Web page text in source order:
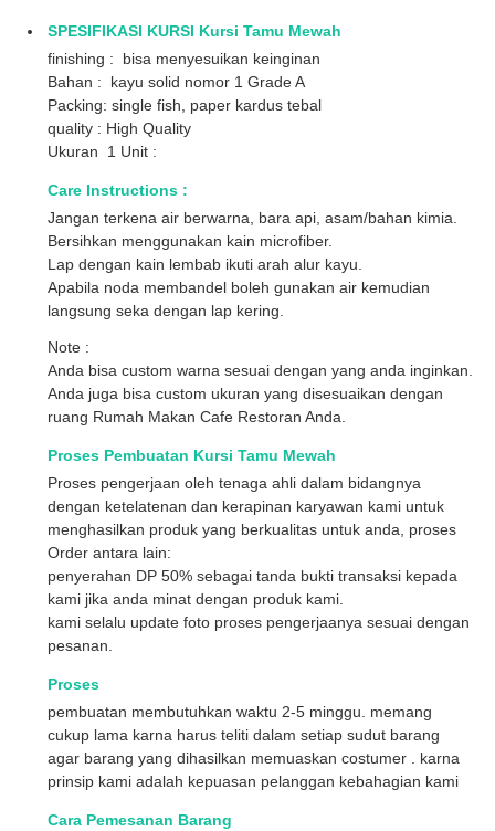
SPESIFIKASI KURSI Kursi Tamu Mewah
finishing : bisa menyesuikan keinginan
Bahan : kayu solid nomor 1 Grade A
Packing: single fish, paper kardus tebal
quality : High Quality
Ukuran 1 Unit :
Care Instructions :
Jangan terkena air berwarna, bara api, asam/bahan kimia.
Bersihkan menggunakan kain microfiber.
Lap dengan kain lembab ikuti arah alur kayu.
Apabila noda membandel boleh gunakan air kemudian
langsung seka dengan lap kering.
Note :
Anda bisa custom warna sesuai dengan yang anda inginkan.
Anda juga bisa custom ukuran yang disesuaikan dengan
ruang Rumah Makan Cafe Restoran Anda.
Proses Pembuatan Kursi Tamu Mewah
Proses pengerjaan oleh tenaga ahli dalam bidangnya
dengan ketelatenan dan kerapinan karyawan kami untuk
menghasilkan produk yang berkualitas untuk anda, proses
Order antara lain:
penyerahan DP 50% sebagai tanda bukti transaksi kepada
kami jika anda minat dengan produk kami.
kami selalu update foto proses pengerjaanya sesuai dengan
pesanan.
Proses
pembuatan membutuhkan waktu 2-5 minggu. memang
cukup lama karna harus teliti dalam setiap sudut barang
agar barang yang dihasilkan memuaskan costumer . karna
prinsip kami adalah kepuasan pelanggan kebahagian kami
Cara Pemesanan Barang